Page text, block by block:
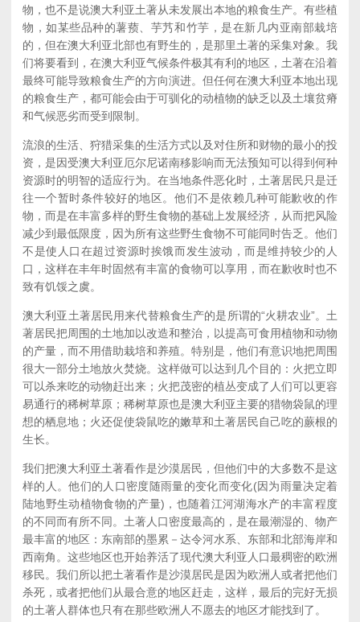
物，也不是说澳大利亚土著从未发展出本地的粮食生产。有些植
物，如某些品种的薯蓣、芋艿和竹芋，是在新几内亚南部栽培
的，但在澳大利亚北部也有野生的，是那里土著的采集对象。我
们将要看到，在澳大利亚气候条件极其有利的地区，土著在沿着
最终可能导致粮食生产的方向演进。但任何在澳大利亚本地出现
的粮食生产，都可能会由于可驯化的动植物的缺乏以及土壤贫瘠
和气候恶劣而受到限制。
流浪的生活、狩猎采集的生活方式以及对住所和财物的最小的投
资，是因受澳大利亚厄尔尼诺南移影响而无法预知可以得到何种
资源时的明智的适应行为。在当地条件恶化时，土著居民只是迁
往一个暂时条件较好的地区。他们不是依赖几种可能歉收的作
物，而是在丰富多样的野生食物的基础上发展经济，从而把风险
减少到最低限度，因为所有这些野生食物不可能同时告乏。他们
不是使人口在超过资源时挨饿而发生波动，而是维持较少的人
口，这样在丰年时固然有丰富的食物可以享用，而在歉收时也不
致有饥馁之虞。
澳大利亚土著居民用来代替粮食生产的是所谓的“火耕农业”。土
著居民把周围的土地加以改造和整治，以提高可食用植物和动物
的产量，而不用借助栽培和养殖。特别是，他们有意识地把周围
很大一部分土地放火焚烧。这样做可以达到几个目的：火把立即
可以杀来吃的动物赶出来；火把茂密的植丛变成了人们可以更容
易通行的稀树草原；稀树草原也是澳大利亚主要的猎物袋鼠的理
想的栖息地；火还促使袋鼠吃的嫩草和土著居民自己吃的蕨根的
生长。
我们把澳大利亚土著看作是沙漠居民，但他们中的大多数不是这
样的人。他们的人口密度随雨量的变化而变化(因为雨量决定着
陆地野生动植物食物的产量)，也随着江河湖海水产的丰富程度
的不同而有所不同。土著人口密度最高的，是在最潮湿的、物产
最丰富的地区：东南部的墨累－达令河水系、东部和北部海岸和
西南角。这些地区也开始养活了现代澳大利亚人口最稠密的欧洲
移民。我们所以把土著看作是沙漠居民是因为欧洲人或者把他们
杀死，或者把他们从最合意的地区赶走，这样，最后的完好无损
的土著人群体也只有在那些欧洲人不愿去的地区才能找到了。